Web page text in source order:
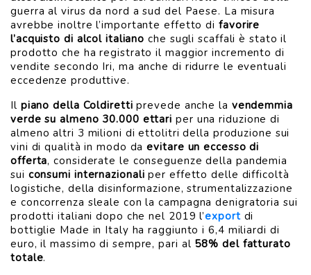
guerra al virus da nord a sud del Paese. La misura
avrebbe inoltre l’importante effetto di favorire
l’acquisto di alcol italiano che sugli scaffali è stato il
prodotto che ha registrato il maggior incremento di
vendite secondo Iri, ma anche di ridurre le eventuali
eccedenze produttive.
Il piano della Coldiretti prevede anche la vendemmia
verde su almeno 30.000 ettari per una riduzione di
almeno altri 3 milioni di ettolitri della produzione sui
vini di qualità in modo daevitare un eccesso di
offerta, considerate le conseguenze della pandemia
sui consumi internazionali per effetto delle difficoltà
logistiche, della disinformazione, strumentalizzazione
e concorrenza sleale con la campagna denigratoria sui
prodotti italiani dopo che nel 2019 l’exportdi
bottiglie Made in Italy ha raggiunto i 6,4 miliardi di
euro, il massimo di sempre, pari al 58% del fatturato
totale.